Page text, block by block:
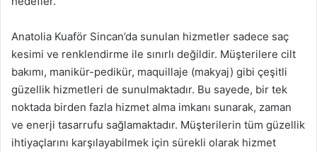
Anatolia Kuaför Sincan’da sunulan hizmetler sadece saç
kesimi ve renklendirme ile sınırlı değildir. Müşterilere cilt
bakımı, manikür-pedikür, maquillaje (makyaj) gibi çeşitli
güzellik hizmetleri de sunulmaktadır. Bu sayede, bir tek
noktada birden fazla hizmet alma imkanı sunarak, zaman
ve enerji tasarrufu sağlamaktadır. Müşterilerin tüm güzellik
ihtiyaçlarını karşılayabilmek için sürekli olarak hizmet